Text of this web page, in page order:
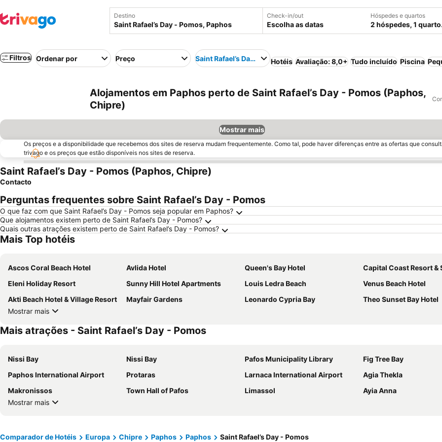
Destino Check-in/out
Escolha as datas
Hóspedes e quartos
2 hóspedes, 1
Filtros Ordenar por Preço Saint Rafael’s Day - Pomos
Hotéis Avaliação: 8,0+ Tudo incluído Piscina
Alojamentos em Paphos perto de Saint Rafael’s Day - Pomos (Paphos,
Chipre)
Mostrar mais
Os preços e a disponibilidade que recebemos dos sites de reserva mudam frequentemente. Como tal, pode haver diferenças entre as ofertas que
trivago e os preços que estão disponíveis nos sites de reserva.
Saint Rafael’s Day - Pomos (Paphos, Chipre)
Contacto
Perguntas frequentes sobre Saint Rafael’s Day - Pomos
O que faz com que Saint Rafael’s Day - Pomos seja popular em Paphos?
Que alojamentos existem perto de Saint Rafael’s Day - Pomos?
Quais outras atrações existem perto de Saint Rafael’s Day - Pomos?
Mais Top hotéis
Ascos Coral Beach Hotel Avlida Hotel Queen's Bay Hotel
Capital Coast Resort &
Eleni Holiday Resort
Sunny Hill Hotel Apartments Louis Ledra Beach
Venus Beach Hotel
Akti Beach Hotel & Village Resort
Mayfair Gardens Leonardo Cypria Bay
Theo Sunset Bay Hotel
Mostrar mais
Mais atrações - Saint Rafael’s Day - Pomos
Nissi Bay Nissi Bay Pafos Municipality Library
Fig Tree Bay
Paphos International Airport
Protaras Larnaca International Airport
Agia Thekla
Makronissos
Town Hall of Pafos Limassol
Ayia Anna
Mostrar mais
Comparador de Hotéis Europa Chipre Paphos Paphos Saint Rafael’s Day - Pomos